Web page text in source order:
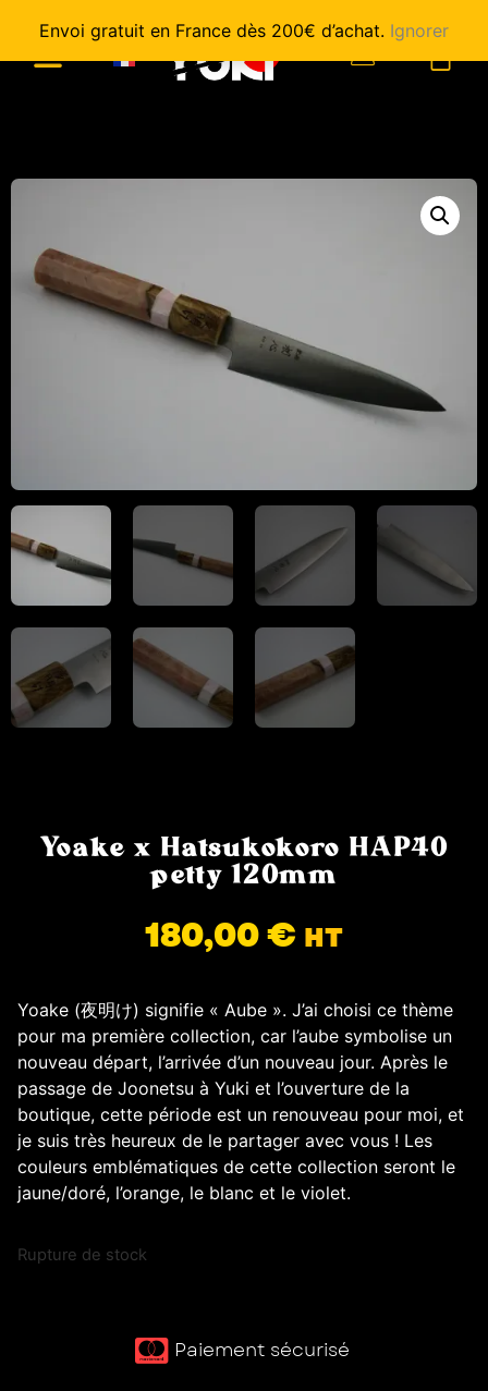
Envoi gratuit en France dès 200€ d’achat. Ignorer
Yoake x Hatsukokoro HAP40
petty 120mm
180,00€ HT
Yoake (夜明け) signifie « Aube ». J’ai choisi ce thème
pour ma première collection, car l’aube symbolise un
nouveau départ, l’arrivée d’un nouveau jour. Après le
passage de Joonetsu à Yuki et l’ouverture de la
boutique, cette période est un renouveau pour moi, et
je suis très heureux de le partager avec vous ! Les
couleurs emblématiques de cette collection seront le
jaune/doré, l’orange, le blanc et le violet.
Rupture de stock
Paiement sécurisé ​